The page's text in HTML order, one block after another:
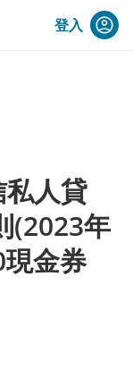
登入
人貸
(2023年
金券